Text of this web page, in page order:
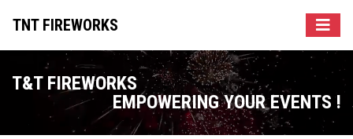
TNT FIREWORKS
T&T FIREWORKS
EMPOWERING YOUR EVENTS !